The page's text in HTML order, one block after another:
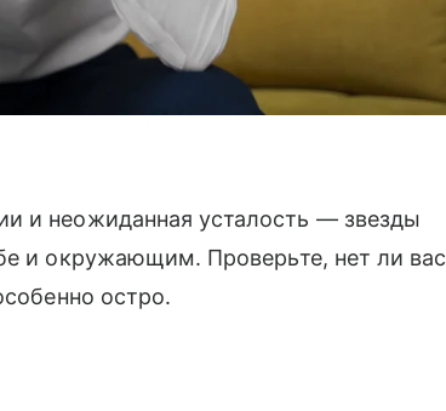
и неожиданная усталость — звезды
и окружающим. Проверьте, нет ли вас
остро.